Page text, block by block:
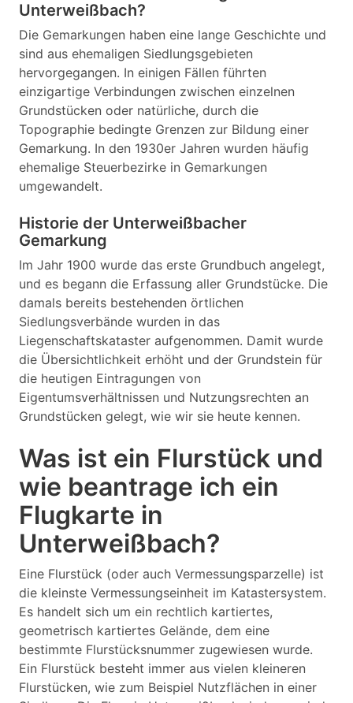
Unterweißbach?
Die Gemarkungen haben eine lange Geschichte und
sind aus ehemaligen Siedlungsgebieten
hervorgegangen. In einigen Fällen führten
einzigartige Verbindungen zwischen einzelnen
Grundstücken oder natürliche, durch die
Topographie bedingte Grenzen zur Bildung einer
Gemarkung. In den 1930er Jahren wurden häufig
ehemalige Steuerbezirke in Gemarkungen
umgewandelt.
Historie der Unterweißbacher
Gemarkung
Im Jahr 1900 wurde das erste Grundbuch angelegt,
und es begann die Erfassung aller Grundstücke. Die
damals bereits bestehenden örtlichen
Siedlungsverbände wurden in das
Liegenschaftskataster aufgenommen. Damit wurde
die Übersichtlichkeit erhöht und der Grundstein für
die heutigen Eintragungen von
Eigentumsverhältnissen und Nutzungsrechten an
Grundstücken gelegt, wie wir sie heute kennen.
Was ist ein Flurstück und
wie beantrage ich ein
Flugkarte in
Unterweißbach?
Eine Flurstück (oder auch Vermessungsparzelle) ist
die kleinste Vermessungseinheit im Katastersystem.
Es handelt sich um ein rechtlich kartiertes,
geometrisch kartiertes Gelände, dem eine
bestimmte Flurstücksnummer zugewiesen wurde.
Ein Flurstück besteht immer aus vielen kleineren
Flurstücken, wie zum Beispiel Nutzflächen in einer